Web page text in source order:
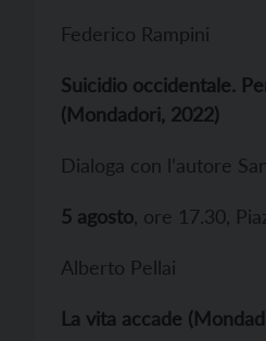
Federico Rampini
Suicidio occidentale.
(Mondadori, 2022)
Dialoga con l’autore
5 agosto , ore 17.30,
Alberto Pellai
La vita accade